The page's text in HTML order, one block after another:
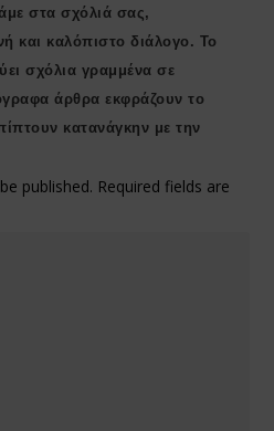
στα σχόλιά σας,
και καλόπιστο διάλογο. Το
σχόλια γραμμένα σε
άρθρα εκφράζουν το
κατανάγκην με την
published. Required fields are